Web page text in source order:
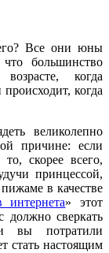
Все они юны
большинство
когда
когда
великолепно
причине: если
скорее всего,
принцессой,
в качестве
интернета» этот
должно сверкать
вы потратили
стать настоящим